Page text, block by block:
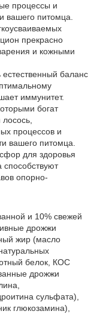
процессы и
вашего питомца.
прекрасно
и кожными
баланс
иммунитет.
богат
процессов и
вашего питомца.
для здоровья
способствуют
опорно-
и 10% свежей
дрожжи
жир (масло
белок, КОС
дрожжи
сульфата),
глюкозамина),